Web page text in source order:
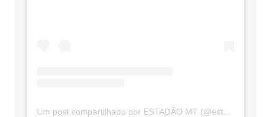
Um post compartilhado por ESTADÃO MT (@estadaomt)